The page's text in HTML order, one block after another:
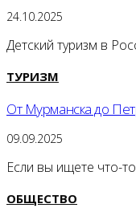
24.10.2025
Детский туризм в
ТУРИЗМ
От Мурманска до
09.09.2025
Если вы ищете что-
ОБЩЕСТВО